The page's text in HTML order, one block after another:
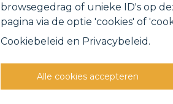
browsegedrag of unieke ID's op
pagina via de optie 'cookies' of
Cookiebeleid en Privacybeleid .
Alle cookies accepteren